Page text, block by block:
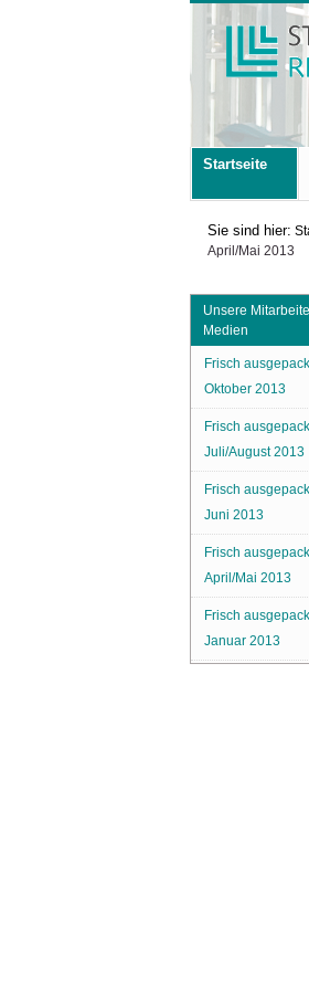
Startseite
Sie sind hier:
April/Mai 2013
Unsere
Medien
Frisch
Oktober 2013
Frisch
Juli/August 2013
Frisch
Juni 2013
Frisch
April/Mai 2013
Frisch
Januar 2013